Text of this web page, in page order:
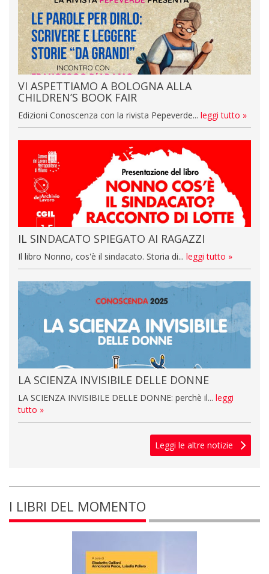
VI ASPETTIAMO A BOLOGNA ALLA
CHILDREN’S BOOK FAIR
Edizioni Conoscenza con la rivista Pepeverde... leggi tutto »
IL SINDACATO SPIEGATO AI RAGAZZI
Il libro Nonno, cos'è il sindacato. Storia di... leggi tutto »
LA SCIENZA INVISIBILE DELLE DONNE
LA SCIENZA INVISIBILE DELLE DONNE: perchè il... leggi
tutto »
Leggi le altre notizie
I LIBRI DEL MOMENTO